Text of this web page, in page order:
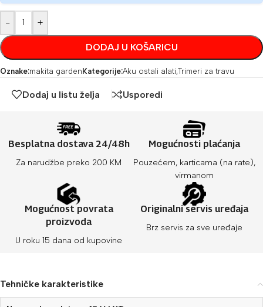
- +
DODAJ U KOŠARICU
Oznake:makita garden Kategorije:Aku ostali alati,Trimeri za travu
Dodaj u listu želja Usporedi
Besplatna dostava 24/48h
Za narudžbe preko 200 KM
Mogućnosti plaćanja
Pouzećem, karticama (na rate),
virmanom
Mogućnost povrata
proizvoda
U roku 15 dana od kupovine
Originalni servis uređaja
Brz servis za sve uređaje
Tehničke karakteristike